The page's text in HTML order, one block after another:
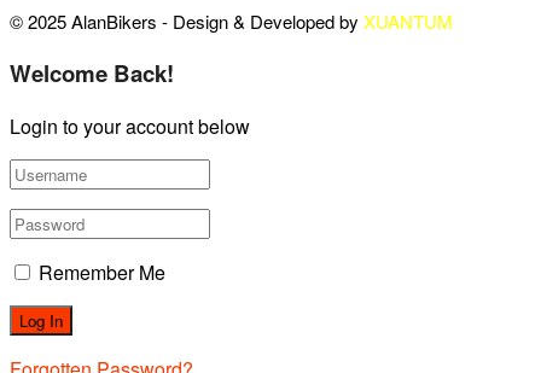
© 2025 AlanBikers - Design & Developed by XUANTUM
Welcome Back!
Login to your account below
Remember Me